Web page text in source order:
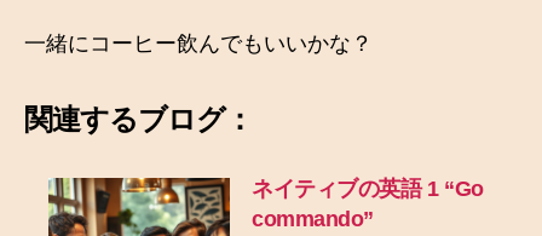
一緒にコーヒー飲んでもいいかな？
関連するブログ：
ネイティブの英語 1 “Go
commando”